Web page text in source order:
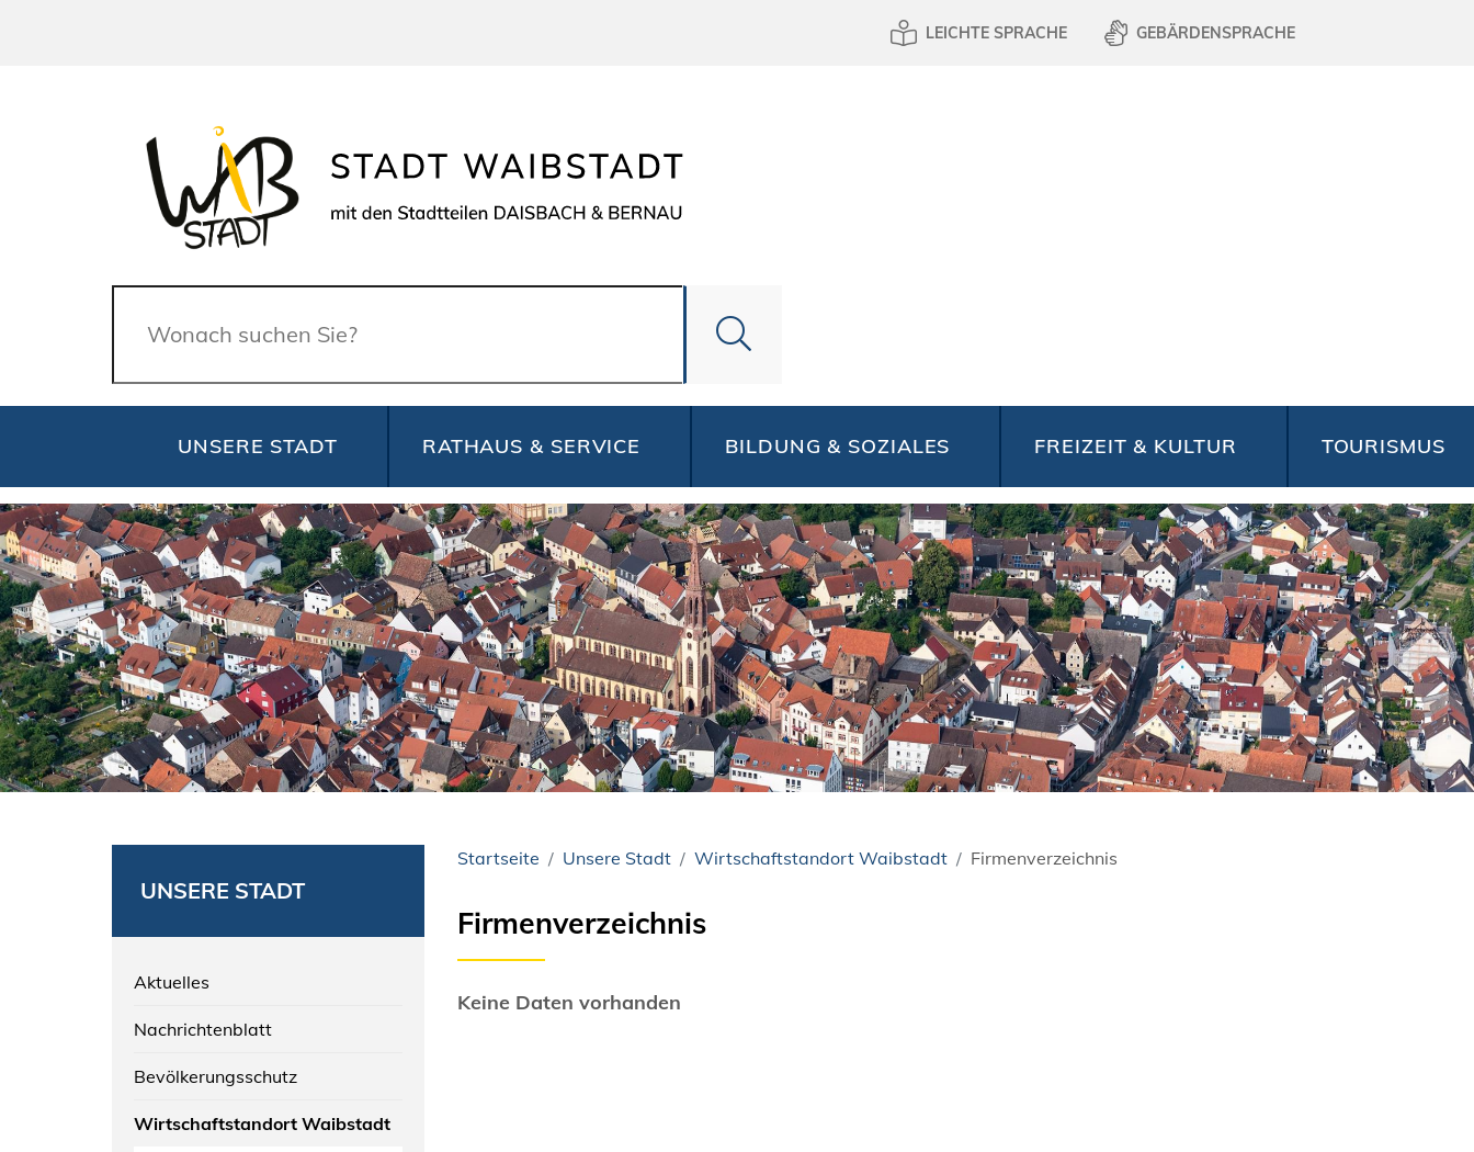
LEICHTE SPRACHE GEBÄRDENSPRACHE
Suche
UNSERE STADT RATHAUS & SERVICE BILDUNG & SOZIALES FREIZEIT & KULTUR TOURISMUS
UNSERE STADT
Aktuelles
Nachrichtenblatt
Bevölkerungsschutz
Wirtschaftstandort Waibstadt
Startseite Unsere Stadt Wirtschaftstandort Waibstadt Firmenverzeichnis
Firmenverzeichnis
Keine Daten vorhanden